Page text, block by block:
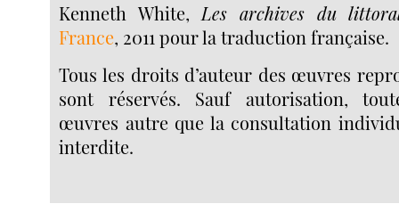
Kenneth White, Les archives du
France, 2011 pour la traduction française.
Tous les droits d’auteur des œuvres
sont réservés. Sauf autorisation,
œuvres autre que la consultation
interdite.